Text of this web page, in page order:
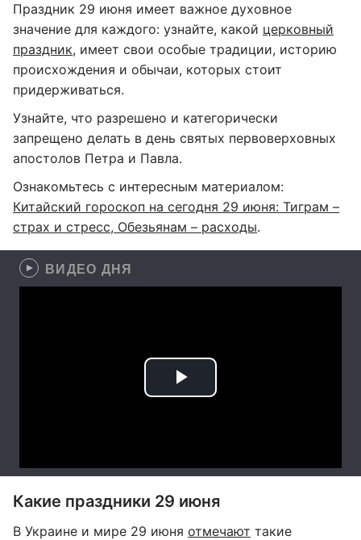
Праздник 29 июня имеет важное духовное
значение для каждого: узнайте, какой церковный
праздник, имеет свои особые традиции, историю
происхождения и обычаи, которых стоит
придерживаться.
Узнайте, что разрешено и категорически
запрещено делать в день святых первоверховных
апостолов Петра и Павла.
Ознакомьтесь с интересным материалом:
Китайский гороскоп на сегодня 29 июня: Тиграм –
страх и стресс, Обезьянам – расходы.
ВИДЕО ДНЯ
Какие праздники 29 июня
В Украине и мире 29 июня отмечают такие